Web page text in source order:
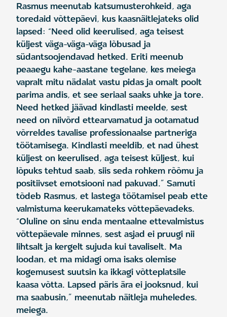
Rasmus meenutab katsumusterohkeid, aga
toredaid võttepäevi, kus kaasnäitlejateks olid
lapsed: “Need olid keerulised, aga teisest
küljest väga-väga-väga lõbusad ja
südantsoojendavad hetked. Eriti meenub
peaaegu kahe-aastane tegelane, kes meiega
vapralt mitu nädalat vastu pidas ja omalt poolt
parima andis, et see seriaal saaks uhke ja tore.
Need hetked jäävad kindlasti meelde, sest
need on niivõrd ettearvamatud ja ootamatud
võrreldes tavalise professionaalse partneriga
töötamisega. Kindlasti meeldib, et nad ühest
küljest on keerulised, aga teisest küljest, kui
lõpuks tehtud saab, siis seda rohkem rõõmu ja
positiivset emotsiooni nad pakuvad.” Samuti
tõdeb Rasmus, et lastega töötamisel peab ette
valmistuma keerukamateks võttepäevadeks.
“Oluline on sinu enda mentaalne ettevalmistus
võttepäevale minnes, sest asjad ei pruugi nii
lihtsalt ja kergelt sujuda kui tavaliselt. Ma
loodan, et ma midagi oma isaks olemise
kogemusest suutsin ka ikkagi võtteplatsile
kaasa võtta. Lapsed päris ära ei jooksnud, kui
ma saabusin,” meenutab näitleja muheledes.
meiega.